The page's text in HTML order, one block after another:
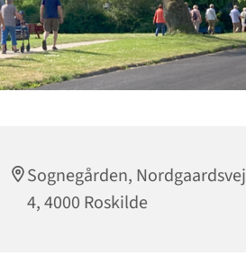
Sognegården, Nordgaardsvej
4, 4000 Roskilde